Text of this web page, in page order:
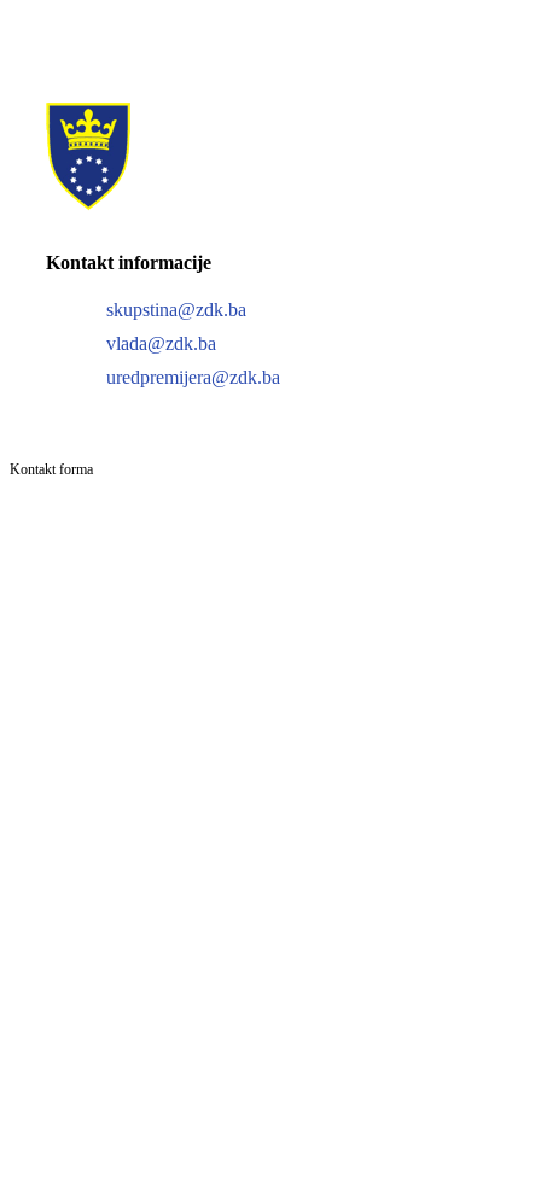
Kontakt informacije
skupstina@zdk.ba
vlada@zdk.ba
uredpremijera@zdk.ba
Kontakt forma